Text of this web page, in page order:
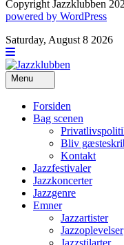
Copyright Jazzklubben
powered by WordPress
Saturday, August 8 2026
Menu
Forsiden
Bag scenen
Bliv
Kontakt
Jazzfestivaler
Jazzkoncerter
Jazzgenre
Emner
Jazzartister
Jazzoplevelser
Jazzstilarter